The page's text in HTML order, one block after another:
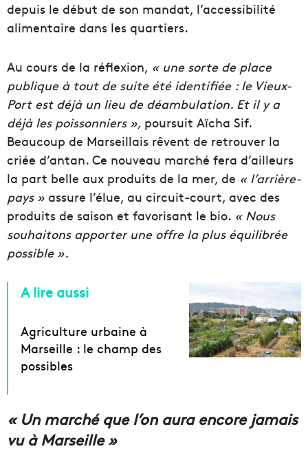
depuis le début de son mandat, l’accessibilité
alimentaire dans les quartiers.
Au cours de la réflexion, « une sorte de place
publique à tout de suite été identifiée : le Vieux-
Port est déjà un lieu de déambulation. Et il y a
déjà les poissonniers », poursuit Aïcha Sif.
Beaucoup de Marseillais rêvent de retrouver la
criée d’antan. Ce nouveau marché fera d’ailleurs
la part belle aux produits de la mer, de « l’arrière-
pays » assure l’élue, au circuit-court, avec des
produits de saison et favorisant le bio. « Nous
souhaitons apporter une offre la plus équilibrée
possible ».
A lire aussi
Agriculture urbaine à
Marseille : le champ des
possibles
« Un marché que l’on aura encore jamais
vu à Marseille »